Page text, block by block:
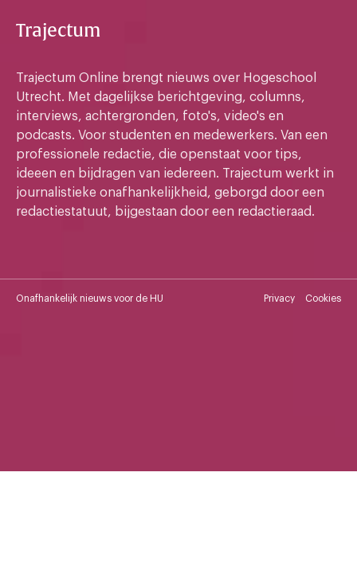
Trajectum
Trajectum Online brengt nieuws over Hogeschool
Utrecht. Met dagelijkse berichtgeving, columns,
interviews, achtergronden, foto's, video's en
podcasts. Voor studenten en medewerkers. Van een
professionele redactie, die openstaat voor tips,
ideeen en bijdragen van iedereen. Trajectum werkt in
journalistieke onafhankelijkheid, geborgd door een
redactiestatuut, bijgestaan door een redactieraad.
Onafhankelijk nieuws voor de HU Privacy Cookies